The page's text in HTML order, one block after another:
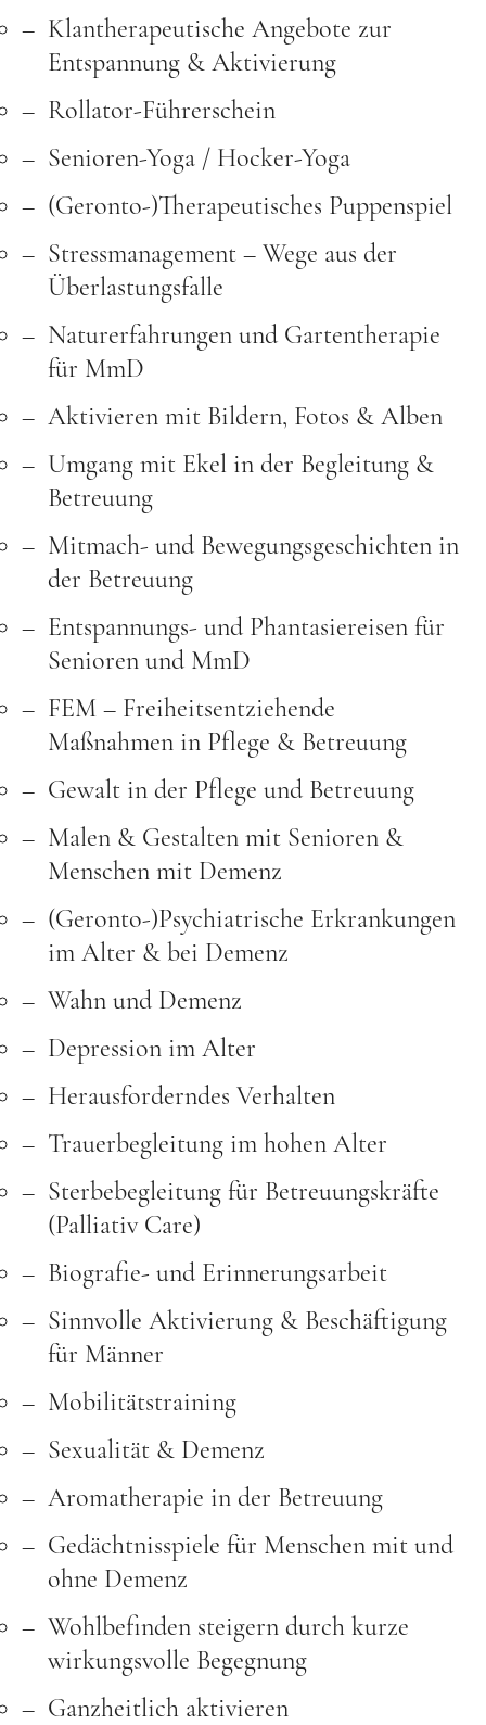
Klantherapeutische Angebote zur
Entspannung & Aktivierung
Rollator-Führerschein
Senioren-Yoga / Hocker-Yoga
(Geronto-)Therapeutisches Puppenspiel
Stressmanagement – Wege aus der
Überlastungsfalle
Naturerfahrungen und Gartentherapie
für MmD
Aktivieren mit Bildern, Fotos & Alben
Umgang mit Ekel in der Begleitung &
Betreuung
Mitmach- und Bewegungsgeschichten in
der Betreuung
Entspannungs- und Phantasiereisen für
Senioren und MmD
FEM – Freiheitsentziehende
Maßnahmen in Pflege & Betreuung
Gewalt in der Pflege und Betreuung
Malen & Gestalten mit Senioren &
Menschen mit Demenz
(Geronto-)Psychiatrische Erkrankungen
im Alter & bei Demenz
Wahn und Demenz
Depression im Alter
Herausforderndes Verhalten
Trauerbegleitung im hohen Alter
Sterbebegleitung für Betreuungskräfte
(Palliativ Care)
Biografie- und Erinnerungsarbeit
Sinnvolle Aktivierung & Beschäftigung
für Männer
Mobilitätstraining
Sexualität & Demenz
Aromatherapie in der Betreuung
Gedächtnisspiele für Menschen mit und
ohne Demenz
Wohlbefinden steigern durch kurze
wirkungsvolle Begegnung
Ganzheitlich aktivieren